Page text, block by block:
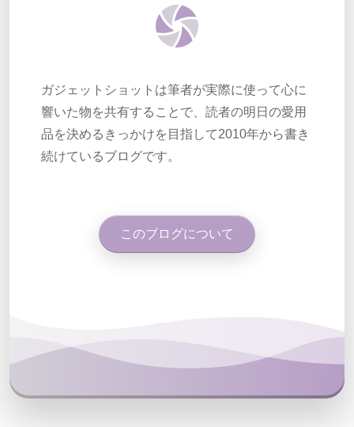
ガジェットショットは筆者が実際に使って心に
響いた物を共有することで、読者の明日の愛用
品を決めるきっかけを目指して2010年から書き
続けているブログです。
このブログについて